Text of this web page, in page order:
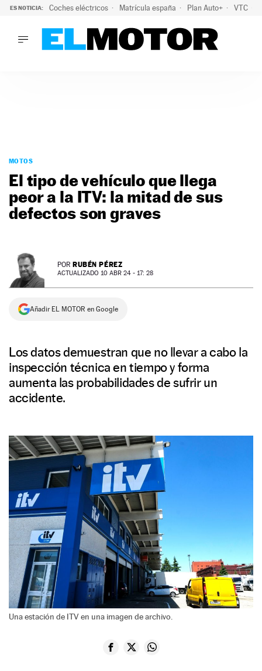
ES NOTICIA: Coches eléctricos Matrícula españa Plan Auto+ VTC
PODCAST
MOTOS
TECNOLOGÍA
SUPERCOCHES
SERVICIOS
NEWSLETTER
SÍGUENOS
MOTOS
El tipo de vehículo que llega
peor a la ITV: la mitad de sus
defectos son graves
POR RUBÉN PÉREZ
ACTUALIZADO 10 ABR 24 - 17: 28
Añadir EL MOTOR en Google
Los datos demuestran que no llevar a cabo la
inspección técnica en tiempo y forma
aumenta las probabilidades de sufrir un
accidente.
Una estación de ITV en una imagen de archivo.